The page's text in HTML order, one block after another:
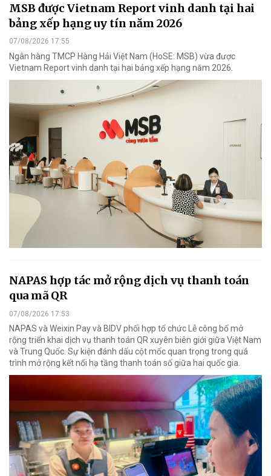
MSB được Vietnam Report vinh danh tại hai
bảng xếp hạng uy tín năm 2026
07/08/2026 17:55
Ngân hàng TMCP Hàng Hải Việt Nam (HoSE: MSB) vừa được
Vietnam Report vinh danh tại hai bảng xếp hạng năm 2026.
NAPAS hợp tác mở rộng dịch vụ thanh toán
qua mã QR
07/08/2026 17:53
NAPAS và Weixin Pay và BIDV phối hợp tổ chức Lễ công bố mở
rộng triển khai dịch vụ thanh toán QR xuyên biên giới giữa Việt Nam
và Trung Quốc. Sự kiện đánh dấu cột mốc quan trọng trong quá
trình mở rộng kết nối hạ tầng thanh toán số giữa hai quốc gia.